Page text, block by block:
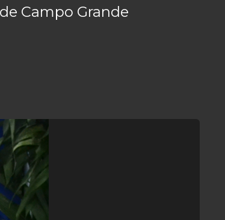
Campo Grande